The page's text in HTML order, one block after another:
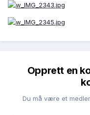
Opprett en
Du må være et